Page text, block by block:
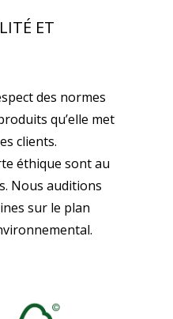
ET
des normes
qu’elle met
clients.
éthique sont au
Nous auditions
sur le plan